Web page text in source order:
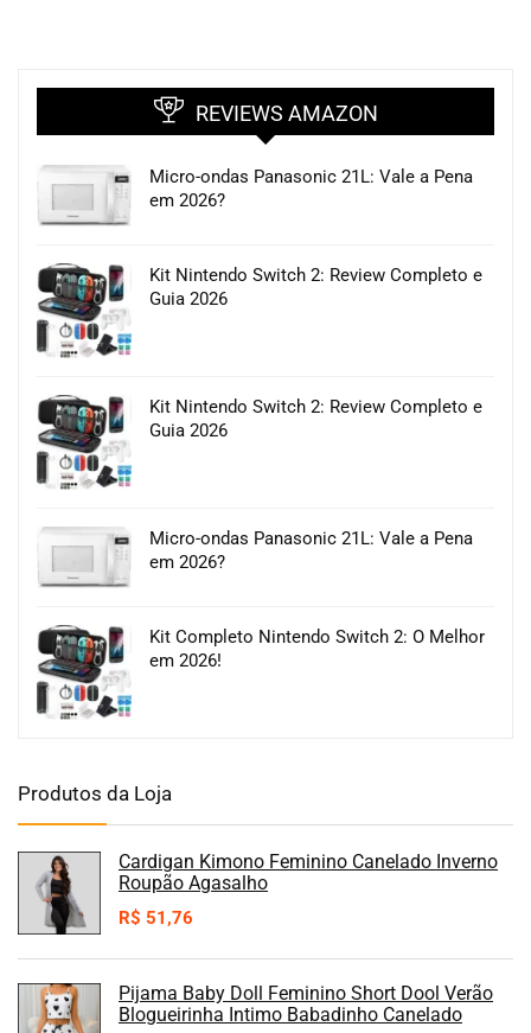
REVIEWS AMAZON
Micro-ondas Panasonic 21L: Vale a Pena
em 2026?
Kit Nintendo Switch 2: Review Completo e
Guia 2026
Kit Nintendo Switch 2: Review Completo e
Guia 2026
Micro-ondas Panasonic 21L: Vale a Pena
em 2026?
Kit Completo Nintendo Switch 2: O Melhor
em 2026!
Produtos da Loja
Cardigan Kimono Feminino Canelado Inverno
Roupão Agasalho
R$ 51,76
Pijama Baby Doll Feminino Short Dool Verão
Blogueirinha Intimo Babadinho Canelado